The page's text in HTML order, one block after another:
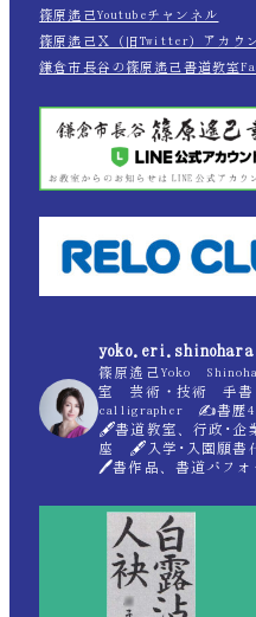
篠原遙己Youtubeチャンネル
篠原遙己Ｘ（旧Twitter）アカウン
鎌倉市長谷の篠原遙己書道教室
yoko.eri.shinohara
篠原遙己Yoko
室 芸術・技術 手書
calligrapher ✍書
🖋書道教室、行政･企
座 🖋入学･入園願書
🖊書作品、書道パフ